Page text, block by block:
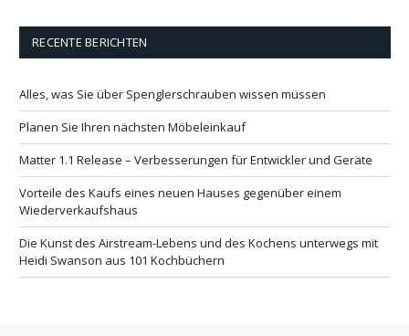
RECENTE BERICHTEN
Alles, was Sie über Spenglerschrauben wissen müssen
Planen Sie Ihren nächsten Möbeleinkauf
Matter 1.1 Release – Verbesserungen für Entwickler und Geräte
Vorteile des Kaufs eines neuen Hauses gegenüber einem
Wiederverkaufshaus
Die Kunst des Airstream-Lebens und des Kochens unterwegs mit
Heidi Swanson aus 101 Kochbüchern